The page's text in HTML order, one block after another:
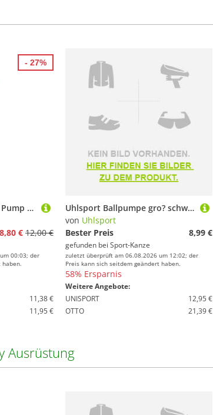
adidas Herren Football Pump Kolben, Red/White/Solar Red, One Size
8,80 € 12,00 €
00:03; der
haben.
11,38 €
11,95 €
- 27%
Uhlsport Ballpumpe gro? schwarz wei? 100118801 Gr. NOSIZE
von Uhlsport
Bester Preis
8,99 €
gefunden bei Sport-Kanze
zuletzt überprüft am 06.08.2026 um 12:02; der
Preis kann sich seitdem geändert haben.
58% Ersparnis
Weitere Angebote:
UNISPORT
12,95 €
OTTO
21,39 €
Ausrüstung